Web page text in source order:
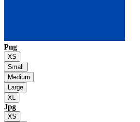
Png
XS
Small
Medium
Large
XL
Jpg
XS